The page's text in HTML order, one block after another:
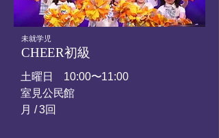
​未就学児
CHEER初級
土曜日 10:00〜11:00
​室見公民館
​月 / 3回